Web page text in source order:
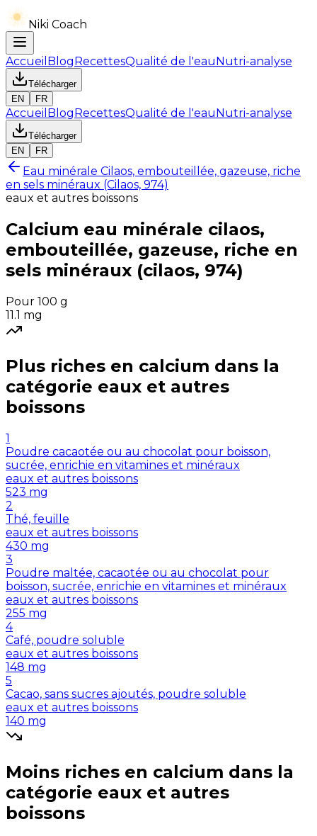
Niki Coach
Accueil BlogRecettesQualité de l'eauNutri-analyse
Télécharger
EN
FR
Accueil BlogRecettesQualité de l'eauNutri-analyse
Télécharger
EN
FR
Eau minérale Cilaos, embouteillée, gazeuse, riche
en sels minéraux (Cilaos, 974)
eaux et autres boissons
Calcium eau minérale cilaos,
embouteillée, gazeuse, riche en
sels minéraux (cilaos, 974)
Pour 100 g
11.1 mg
Plus riches en calcium dans la
catégorie eaux et autres
boissons
1
Poudre cacaotée ou au chocolat pour boisson,
sucrée, enrichie en vitamines et minéraux
eaux et autres boissons
523 mg
2
Thé, feuille
eaux et autres boissons
430 mg
3
Poudre maltée, cacaotée ou au chocolat pour
boisson, sucrée, enrichie en vitamines et minéraux
eaux et autres boissons
255 mg
4
Café, poudre soluble
eaux et autres boissons
148 mg
5
Cacao, sans sucres ajoutés, poudre soluble
eaux et autres boissons
140 mg
Moins riches en calcium dans la
catégorie eaux et autres
boissons